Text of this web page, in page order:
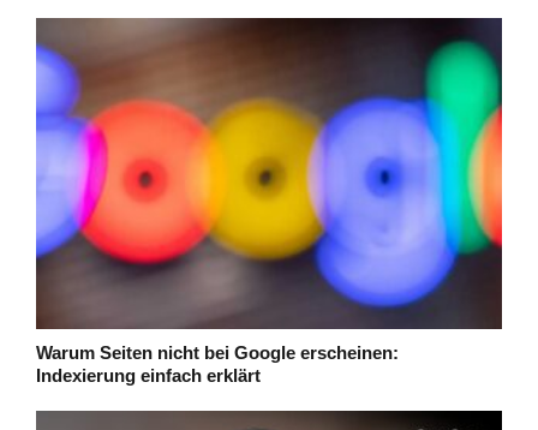
Warum Seiten nicht bei Google erscheinen:
Indexierung einfach erklärt